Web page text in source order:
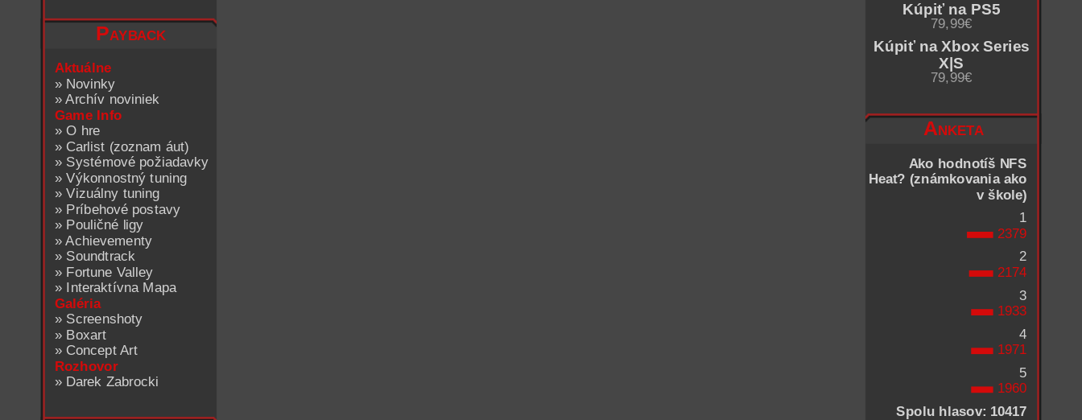
Payback
Aktuálne
» Novinky
»Archív noviniek
Game Info
»O hre
» Carlist (zoznam áut)
» Systémové požiadavky
»Výkonnostný tuning
»Vizuálny tuning
» Príbehové postavy
» Pouličné ligy
»Achievementy
» Soundtrack
» Fortune Valley
» Interaktívna Mapa
Galéria
» Screenshoty
» Boxart
» Concept Art
Rozhovor
» Darek Zabrocki
Kúpiť na PS5
79,99€
Kúpiť na Xbox Series
X|S
79,99€
Anketa
Ako hodnotíš NFS
Heat? (známkovania ako
v škole)
1
2379
2
2174
3
1933
4
1971
5
1960
Spolu hlasov: 10417